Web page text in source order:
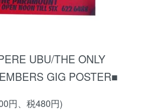
UBU/THE ONLY
GIG POSTER■
円、税480円)